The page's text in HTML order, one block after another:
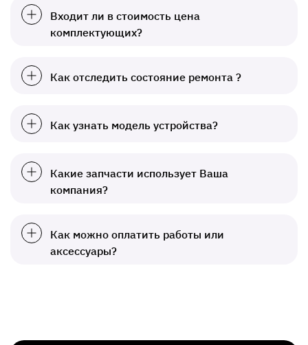
Входит ли в стоимость цена
комплектующих?
Как отследить состояние ремонта ?
Как узнать модель устройства?
Какие запчасти использует Ваша
компания?
Как можно оплатить работы или
аксессуары?